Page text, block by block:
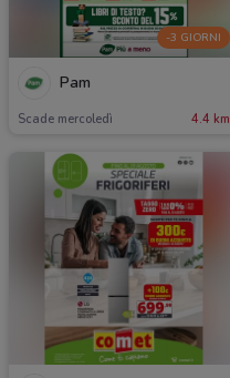
-3 GIORNI
Pam
Scade mercoledì 4.4 km